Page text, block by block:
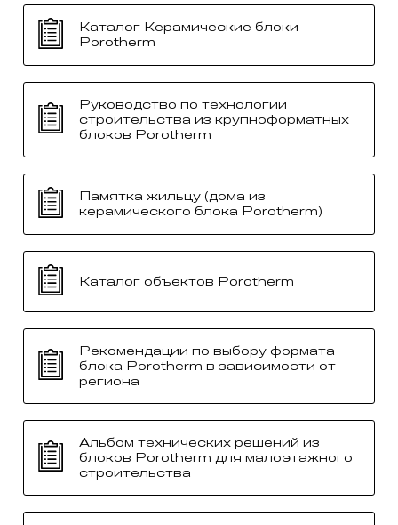
Каталог Керамические блоки
Porotherm
Руководство по технологии
строительства из крупноформатных
блоков Porotherm
Памятка жильцу (дома из
керамического блока Porotherm)
Каталог объектов Porotherm
Рекомендации по выбору формата
блока Porotherm в зависимости от
региона
Альбом технических решений из
блоков Porotherm для малоэтажного
строительства